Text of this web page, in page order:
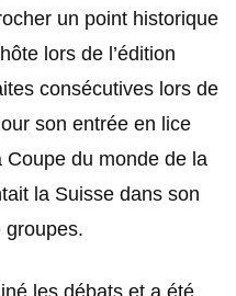
un point historique
lors de l’édition
consécutives lors de
son entrée en lice
du monde de la
la Suisse dans son
groupes.
les débats et a été